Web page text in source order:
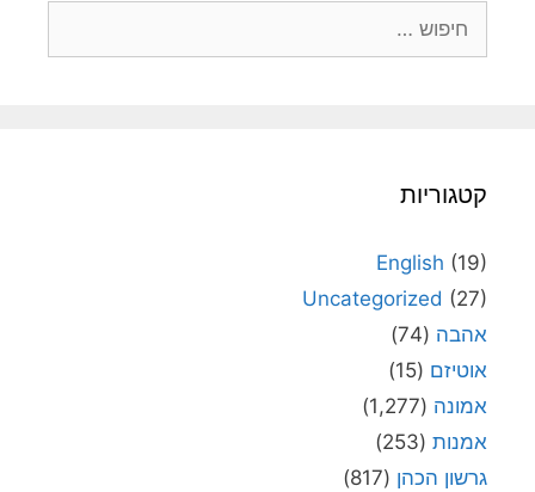
קטגוריות
English (19)
Uncategorized (27)
אהבה (74)
אוטיזם (15)
אמונה (1,277)
אמנות (253)
גרשון הכהן (817)